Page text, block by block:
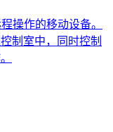
操作的移动设备。
制室中，同时控制